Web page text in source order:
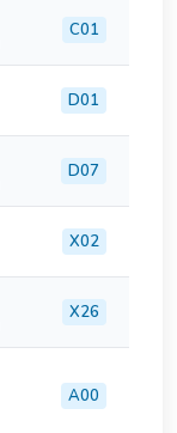
C01
D01
D07
X02
X26
A00